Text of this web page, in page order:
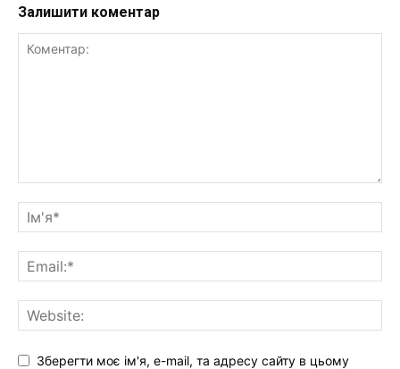
Залишити коментар
Зберегти моє ім'я, e-mail, та адресу сайту в цьому